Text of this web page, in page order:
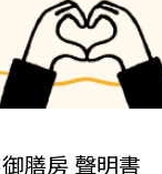
膳房 聲明書